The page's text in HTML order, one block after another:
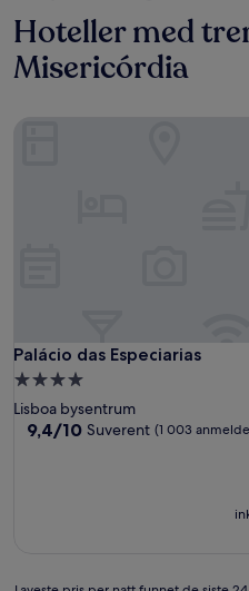
Hoteller med
Misericórdia
Palácio das Especiarias
Palácio das Especiarias
Overnattingssted
med
4.0
Lisboa bysentrum
9.4
9,4/10 Suverent (1 003